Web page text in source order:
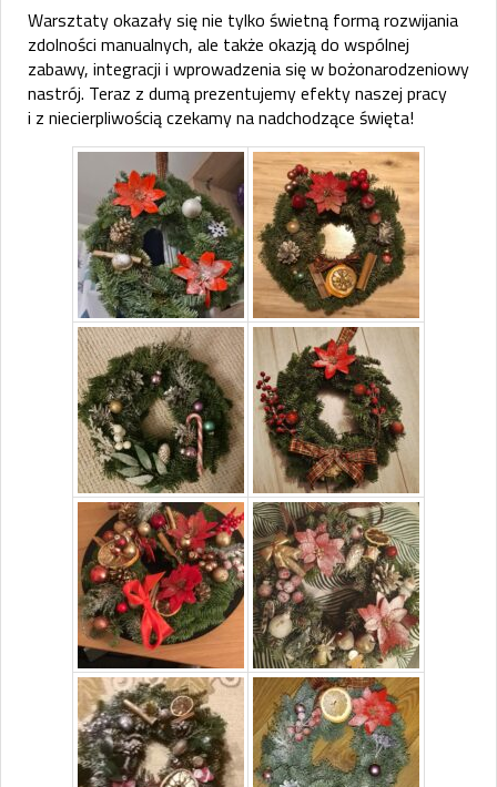
Warsztaty okazały się nie tylko świetną formą rozwijania
zdolności manualnych, ale także okazją do wspólnej
zabawy, integracji i wprowadzenia się w bożonarodzeniowy
nastrój. Teraz z dumą prezentujemy efekty naszej pracy
i z niecierpliwością czekamy na nadchodzące święta!